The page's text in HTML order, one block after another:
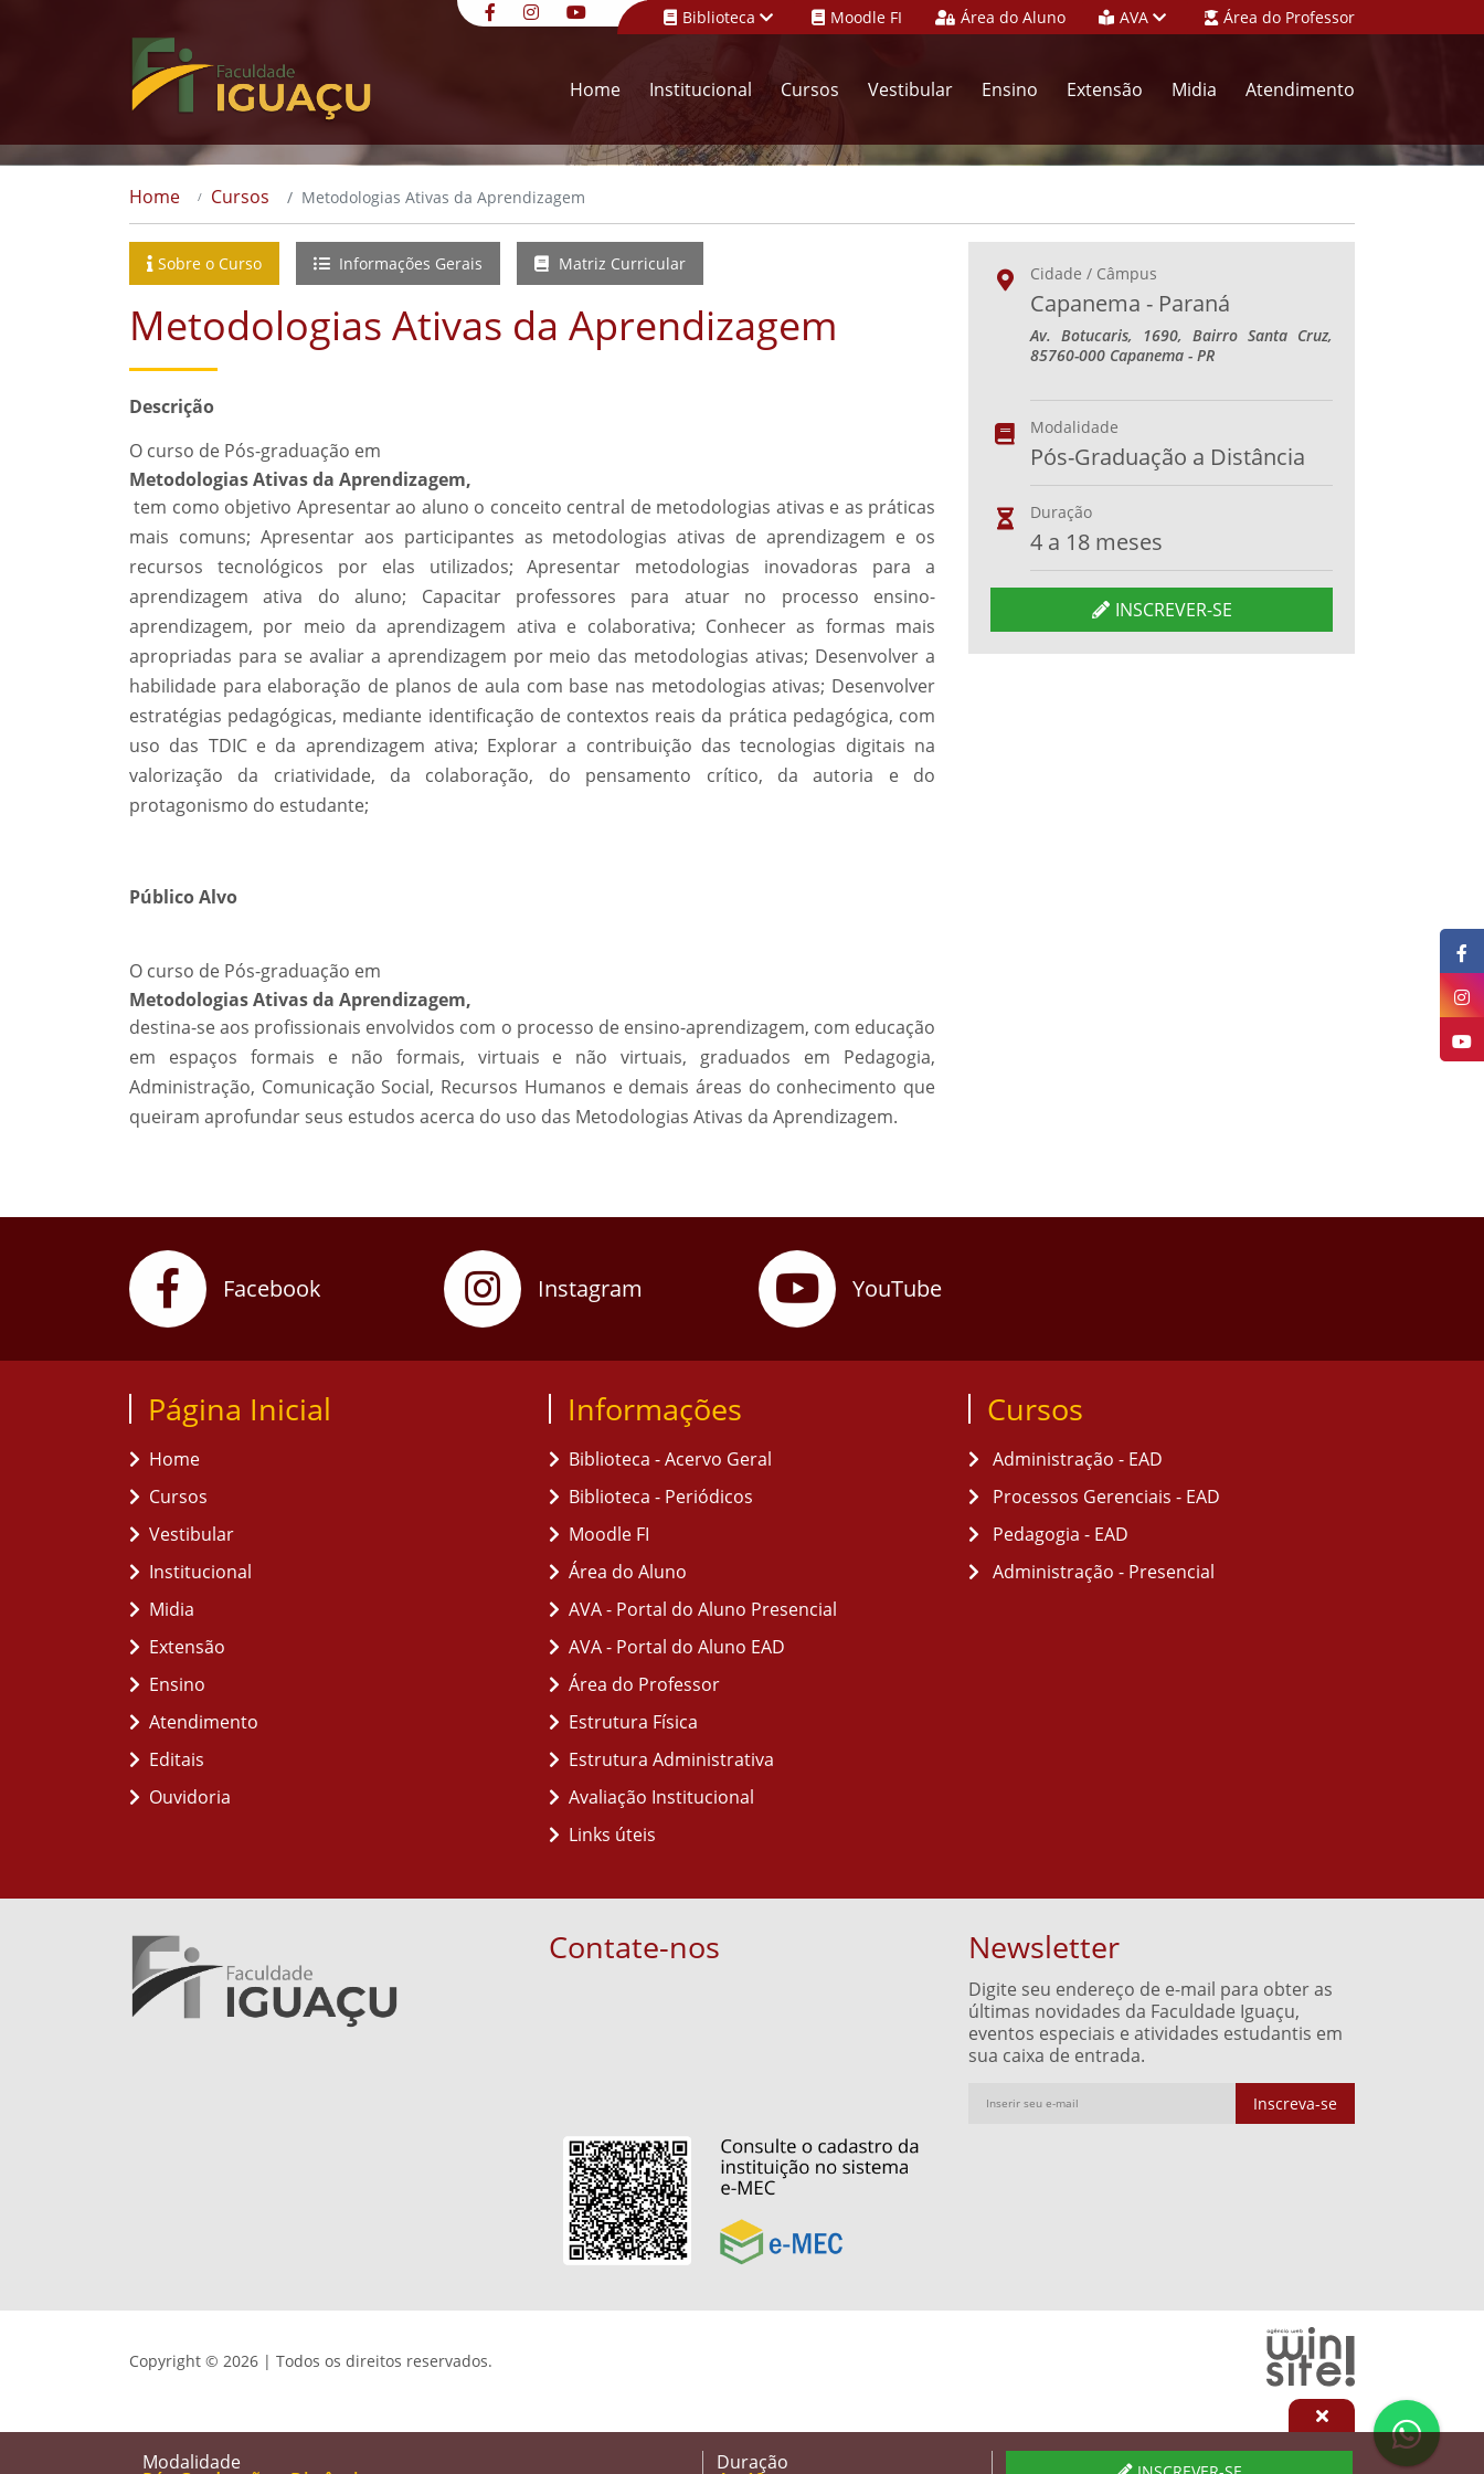
Biblioteca Moodle FI Área do Aluno AVA Área do Professor
Home Institucional Cursos Vestibular Ensino Extensão Midia Atendimento
Home Cursos Metodologias Ativas da Aprendizagem
Sobre o Curso Informações Gerais Matriz Curricular
Metodologias Ativas da Aprendizagem
Descrição
O curso de Pós-graduação em
Metodologias Ativas da Aprendizagem,
tem como objetivo Apresentar ao aluno o conceito central de metodologias ativas e as práticas
mais comuns; Apresentar aos participantes as metodologias ativas de aprendizagem e os
recursos tecnológicos por elas utilizados; Apresentar metodologias inovadoras para a
aprendizagem ativa do aluno; Capacitar professores para atuar no processo ensino-
aprendizagem, por meio da aprendizagem ativa e colaborativa; Conhecer as formas mais
apropriadas para se avaliar a aprendizagem por meio das metodologias ativas; Desenvolver a
habilidade para elaboração de planos de aula com base nas metodologias ativas; Desenvolver
estratégias pedagógicas, mediante identificação de contextos reais da prática pedagógica, com
uso das TDIC e da aprendizagem ativa; Explorar a contribuição das tecnologias digitais na
valorização da criatividade, da colaboração, do pensamento crítico, da autoria e do
protagonismo do estudante;
Público Alvo
O curso de Pós-graduação em
Metodologias Ativas da Aprendizagem,
destina-se aos profissionais envolvidos com o processo de ensino-aprendizagem, com educação
em espaços formais e não formais, virtuais e não virtuais, graduados em Pedagogia,
Administração, Comunicação Social, Recursos Humanos e demais áreas do conhecimento que
queiram aprofundar seus estudos acerca do uso das Metodologias Ativas da Aprendizagem.
Cidade / Câmpus
Capanema - Paraná
Av. Botucaris, 1690, Bairro Santa Cruz,
85760-000 Capanema - PR
Modalidade
Pós-Graduação a Distância
Duração
4 a 18 meses
INSCREVER-SE
Modalidade Duração
Facebook Instagram YouTube
Página Inicial
Home
Cursos
Vestibular
Institucional
Midia
Extensão
Ensino
Atendimento
Editais
Ouvidoria
Informações
Biblioteca - Acervo Geral
Biblioteca - Periódicos
Moodle FI
Área do Aluno
AVA - Portal do Aluno Presencial
AVA - Portal do Aluno EAD
Área do Professor
Estrutura Física
Estrutura Administrativa
Avaliação Institucional
Links úteis
Cursos
Administração - EAD
Processos Gerenciais - EAD
Pedagogia - EAD
Administração - Presencial
Contate-nos Newsletter
Digite seu endereço de e-mail para obter as
últimas novidades da Faculdade Iguaçu,
eventos especiais e atividades estudantis em
sua caixa de entrada.
Inscreva-se
Copyright © 2026 | Todos os direitos reservados.